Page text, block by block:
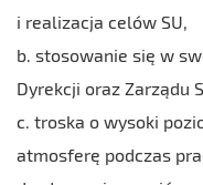
i realizacja celów SU,
b. stosowanie się w
Dyrekcji oraz Zarządu
c. troska o wysoki
atmosferę podczas